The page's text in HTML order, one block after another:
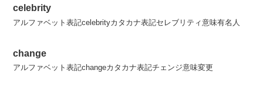
celebrity
アルファベット表記celebrityカタカナ表記セレブリティ意味有名人
change
アルファベット表記changeカタカナ表記チェンジ意味変更